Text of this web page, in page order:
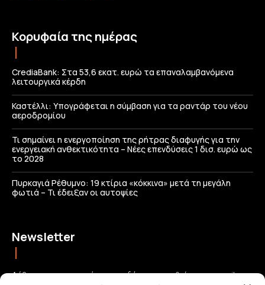
Κορυφαία της ημέρας
CrediaBank: Στα 53,6 εκατ. ευρώ τα επαναλαμβανόμενα
λειτουργικά κέρδη
Καστέλλι: Υπογράφεται η σύμβαση για τα ραντάρ του νέου
αεροδρομίου
Τι σημαίνει η ενεργοποίηση της ρήτρας διαφυγής για την
ενεργειακή ανθεκτικότητα – Νέες επενδύσεις 1 δισ. ευρώ ως
το 2028
Πυρκαγιά Ρέθυμνο: 19 κτίρια «κόκκινα» μετά τη μεγάλη
φωτιά – Τι έδειξαν οι αυτοψίες
Newsletter
Λάβετε τις σημαντικότερες ειδήσεις απευθείας στο email σας